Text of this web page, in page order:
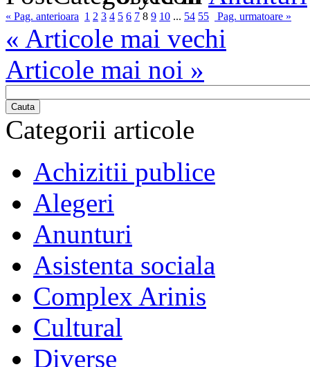
« Pag. anterioara 1 2 3 4 5 6 7 8 9 10 ... 54 55 Pag. urmatoare »
« Articole mai vechi
Articole mai noi »
Cauta
Categorii articole
Achizitii publice
Alegeri
Anunturi
Asistenta sociala
Complex Arinis
Cultural
Diverse